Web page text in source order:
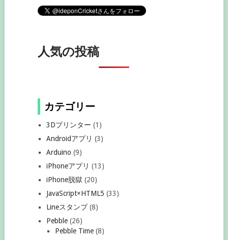
人気の投稿
カテゴリー
3Dプリンター (1)
Androidアプリ (3)
Arduino (9)
iPhoneアプリ (13)
iPhone脱獄 (20)
JavaScript×HTML5 (33)
Lineスタンプ(8)
Pebble(26)
Pebble Time(8)